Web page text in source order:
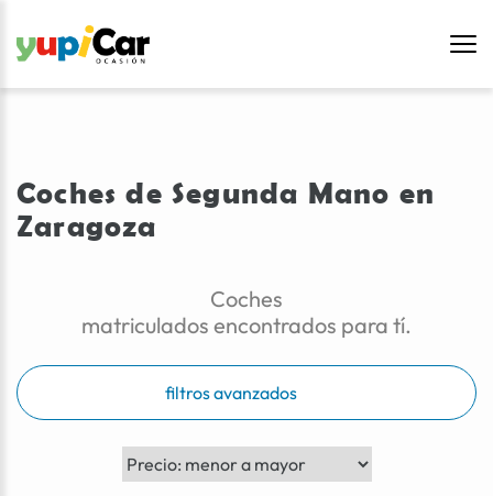
Coches de Segunda Mano en
Zaragoza
Coches
matriculados encontrados para tí.
filtros avanzados